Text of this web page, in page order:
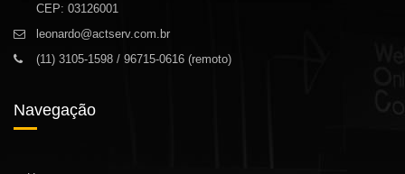
CEP: 03126001
leonardo@actserv.com.br
(11) 3105-1598 / 96715-0616 (remoto)
Navegação